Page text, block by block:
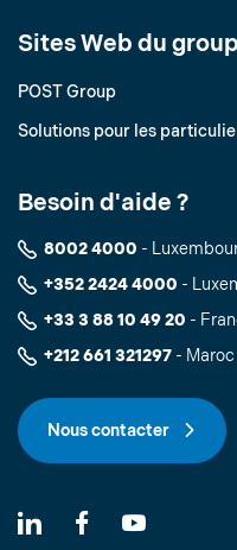
Sites Web du
POST Group
Solutions pour les
Besoin d'aide ?
8002 4000 -
+352 2424 4000 -
+33 3 88 10 49 20 -
+212 661 321297 - Maroc
Nous contacter